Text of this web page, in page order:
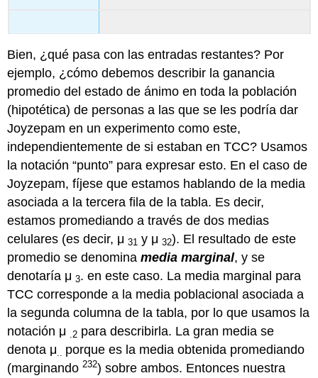
Bien, ¿qué pasa con las entradas restantes? Por
ejemplo, ¿cómo debemos describir la ganancia
promedio del estado de ánimo en toda la población
(hipotética) de personas a las que se les podría dar
Joyzepam en un experimento como este,
independientemente de si estaban en TCC? Usamos
la notación “punto” para expresar esto. En el caso de
Joyzepam, fíjese que estamos hablando de la media
asociada a la tercera fila de la tabla. Es decir,
estamos promediando a través de dos medias
celulares (es decir, μ31 y μ32). El resultado de este
promedio se denominamedia marginal, y se
denotaría μ3. en este caso. La media marginal para
TCC corresponde a la media poblacional asociada a
la segunda columna de la tabla, por lo que usamos la
notación μ .2 para describirla. La gran media se
denota μ.. porque es la media obtenida promediando
(marginando232) sobre ambos. Entonces nuestra